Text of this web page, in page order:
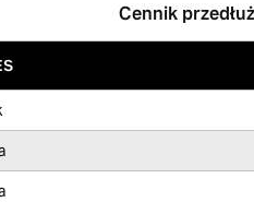
Cennik